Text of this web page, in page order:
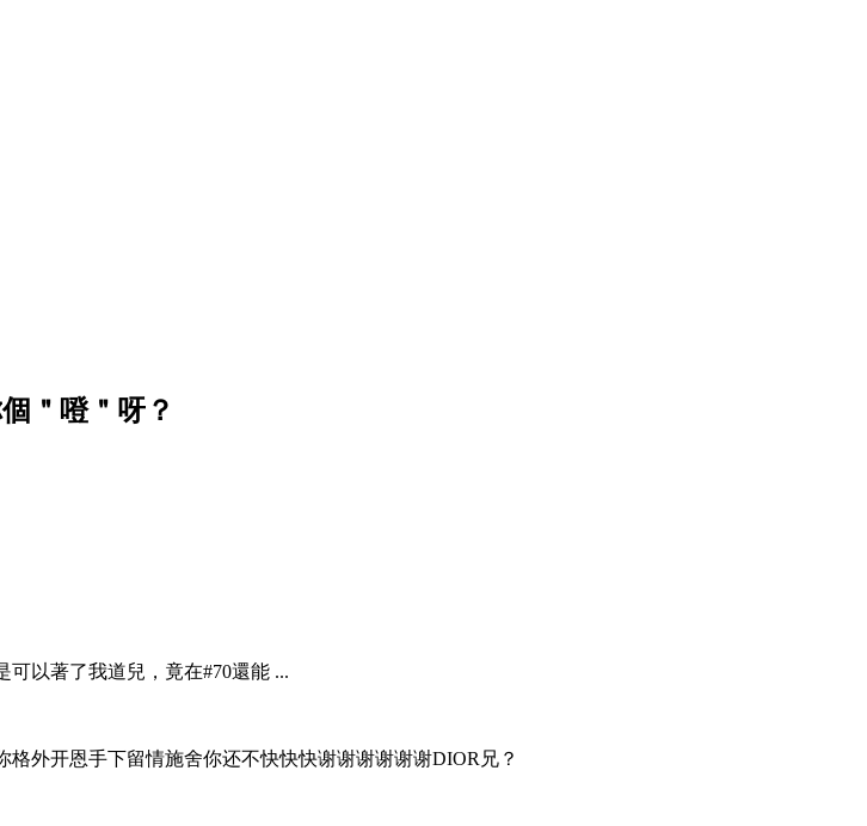
＂噔＂呀？
以著了我道兒，竟在#70還能 ...
外开恩手下留情施舍你还不快快快谢谢谢谢谢谢DIOR兄？